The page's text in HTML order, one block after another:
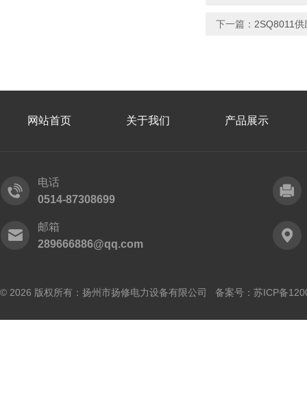
下一篇： 2SQ8011
网站首页 关于我们 产品展示
电话
0514-87308699
邮箱
289666886@qq.com
© 2026 版权所有：扬州市扬修电力设备有限公司 备案号： 苏ICP备